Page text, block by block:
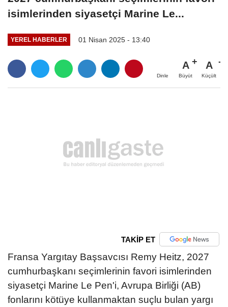
isimlerinden siyasetçi Marine Le...
YEREL HABERLER 01 Nisan 2025 - 13:40
Dinle
A
Büyüt
A
Küçült
TAKİP ET
Fransa Yargıtay Başsavcısı Remy Heitz, 2027
cumhurbaşkanı seçimlerinin favori isimlerinden
siyasetçi Marine Le Pen'i, Avrupa Birliği (AB)
fonlarını kötüye kullanmaktan suçlu bulan yargı